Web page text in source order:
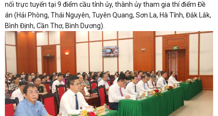
nối trực tuyến tại 9 điểm cầu tỉnh ủy, thành ủy tham gia thí điểm Đề
án (Hải Phòng, Thái Nguyên, Tuyên Quang, Sơn La, Hà Tĩnh, Đắk Lắk,
Bình Định, Cần Thơ, Bình Dương).